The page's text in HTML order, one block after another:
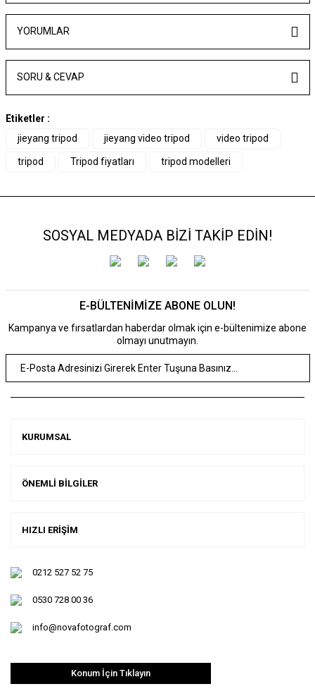
YORUMLAR
SORU & CEVAP
Etiketler :
jieyang tripod
jieyang video tripod video tripod
tripod Tripod fiyatları tripod modelleri
SOSYAL MEDYADA BİZİ TAKİP EDİN!
E-BÜLTENİMİZE ABONE OLUN!
Kampanya ve fırsatlardan haberdar olmak için e-bültenimize abone
olmayı unutmayın.
KURUMSAL
ÖNEMLİ BİLGİLER
HIZLI ERİŞİM
0212 527 52 75
0530 728 00 36
info@novafotograf.com
Konum İçin Tıklayın